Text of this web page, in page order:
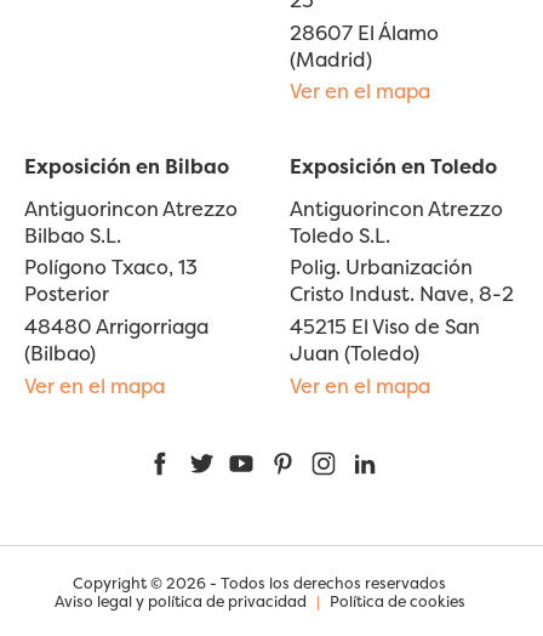
28607 El Álamo
(Madrid)
Ver en el mapa
Exposición en Bilbao
Antiguorincon Atrezzo
Bilbao S.L.
Polígono Txaco, 13
Posterior
48480 Arrigorriaga
(Bilbao)
Ver en el mapa
Exposición en Toledo
Antiguorincon Atrezzo
Toledo S.L.
Polig. Urbanización
Cristo Indust. Nave, 8-2
45215 El Viso de San
Juan (Toledo)
Ver en el mapa
FacebookTwitterYouTubePinterestInstagram
Copyright © 2026 - Todos los derechos reservados
Aviso legal y política de privacidad | Política de cookies